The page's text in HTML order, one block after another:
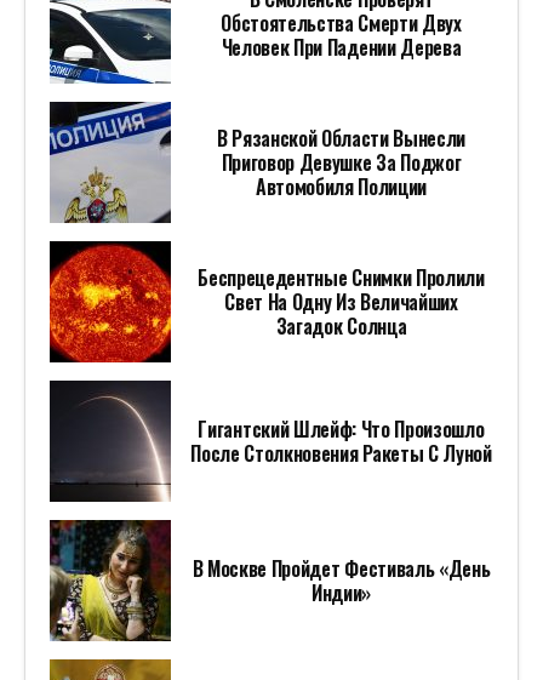
Обстоятельства Смерти Двух
Человек При Падении Дерева
В Рязанской Области Вынесли
Приговор Девушке За Поджог
Автомобиля Полиции
Беспрецедентные Снимки Пролили
Свет На Одну Из Величайших
Загадок Солнца
Гигантский Шлейф: Что Произошло
После Столкновения Ракеты С Луной
В Москве Пройдет Фестиваль «День
Индии»